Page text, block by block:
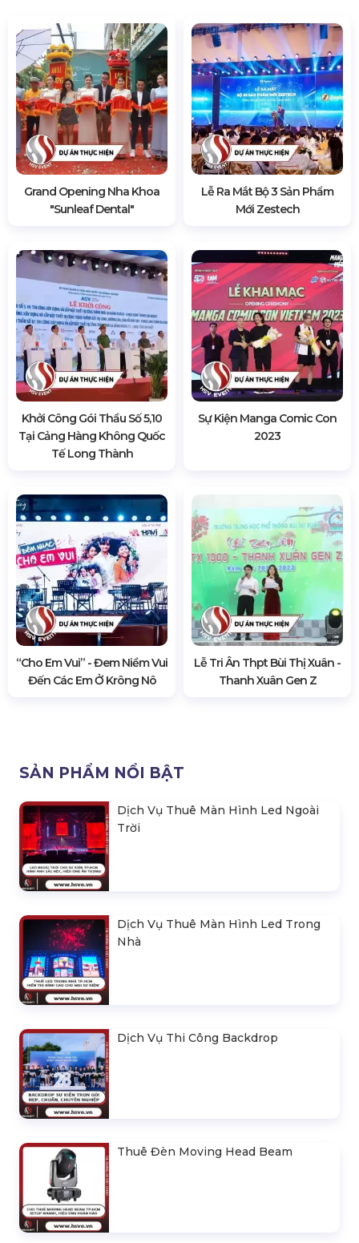
Grand Opening Nha Khoa
"sunleaf Dental"
Lễ Ra Mắt Bộ 3 Sản Phẩm
Mới Zestech
Khởi Công Gói Thầu Số 5,10
Tại Cảng Hàng Không Quốc
Tế Long Thành
Sự Kiện Manga Comic Con
2023
“Cho Em Vui” - Đem Niềm Vui
Đến Các Em Ở Krông Nô
Lễ Tri Ân Thpt Bùi Thị Xuân -
Thanh Xuân Gen Z
SẢN PHẨM NỔI BẬT
Dịch Vụ Thuê Màn Hình Led Ngoài
Trời
Dịch Vụ Thuê Màn Hình Led Trong
Nhà
Dịch Vụ Thi Công Backdrop
Thuê Đèn Moving Head Beam